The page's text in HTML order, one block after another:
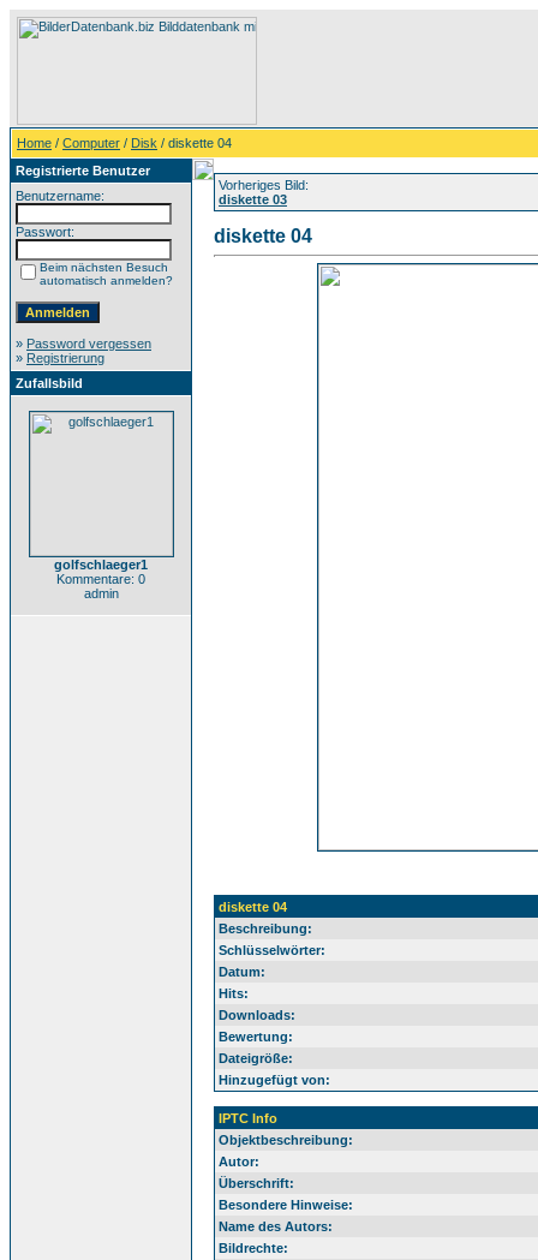
Home / Computer / Disk / diskette 04
Registrierte Benutzer
Benutzername:
Passwort:
Beim nächsten Besuch
automatisch anmelden?
» Password vergessen
» Registrierung
Zufallsbild
golfschlaeger1
Kommentare: 0
admin
Vorheriges Bild:
diskette 03
diskette 04
diskette 04
Beschreibung:
Schlüsselwörter:
Datum:
Hits:
Downloads:
Bewertung:
Dateigröße:
Hinzugefügt von:
IPTC Info
Objektbeschreibung:
Autor:
Überschrift:
Besondere Hinweise:
Name des Autors:
Bildrechte: